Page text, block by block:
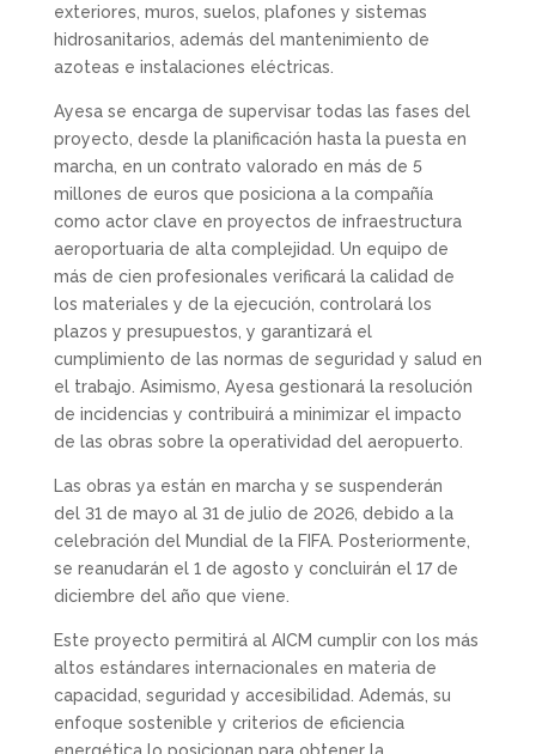
exteriores, muros, suelos, plafones y sistemas
hidrosanitarios, además del mantenimiento de
azoteas e instalaciones eléctricas.
Ayesa se encarga de supervisar todas las fases del
proyecto, desde la planificación hasta la puesta en
marcha, en un contrato valorado en más de 5
millones de euros que posiciona a la compañía
como actor clave en proyectos de infraestructura
aeroportuaria de alta complejidad. Un equipo de
más de cien profesionales verificará la calidad de
los materiales y de la ejecución, controlará los
plazos y presupuestos, y garantizará el
cumplimiento de las normas de seguridad y salud en
el trabajo. Asimismo, Ayesa gestionará la resolución
de incidencias y contribuirá a minimizar el impacto
de las obras sobre la operatividad del aeropuerto.
Las obras ya están en marcha y se suspenderán
del 31 de mayo al 31 de julio de 2026, debido a la
celebración del Mundial de la FIFA. Posteriormente,
se reanudarán el 1 de agosto y concluirán el 17 de
diciembre del año que viene.
Este proyecto permitirá al AICM cumplir con los más
altos estándares internacionales en materia de
capacidad, seguridad y accesibilidad. Además, su
enfoque sostenible y criterios de eficiencia
energética lo posicionan para obtener la